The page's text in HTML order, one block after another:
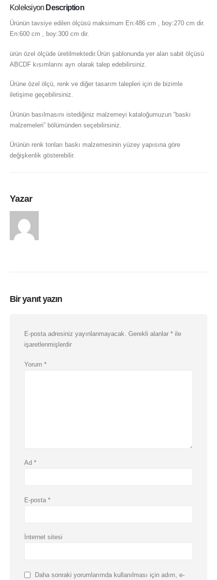
Koleksiyon Description
Ürünün tavsiye edilen ölçüsü maksimum En:486 cm , boy:270 cm dir.
En:600 cm , boy:300 cm dir.
ürün özel ölçüde üretilmektedir.Ürün şablonunda yer alan sabit ölçüsü
ABCDF kısımlarını ayrı olarak talep edebilirsiniz.
Ürüne özel ölçü, renk ve diğer tasarım talepleri için de bizimle
iletişime geçebilirsiniz.
Ürünün basılmasını istediğiniz malzemeyi kataloğumuzun “baskı
malzemeleri” bölümünden seçebilirsiniz.
Ürünün renk tonları baskı malzemesinin yüzey yapısına göre
değişkenlik gösterebilir.
Yazar
Bir yanıt yazın
E-posta adresiniz yayınlanmayacak. Gerekli alanlar * ile
işaretlenmişlerdir
Yorum *
Ad *
E-posta *
İnternet sitesi
Daha sonraki yorumlarımda kullanılması için adım, e-